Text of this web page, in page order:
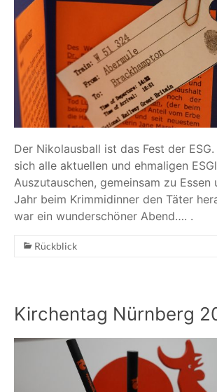
Der Nikolausball ist das Fest der
sich alle aktuellen und ehmaligen
Auszutauschen, gemeinsam zu Essen
Jahr beim Krimmidinner den Täter
war ein wunderschöner Abend…. .
Rückblick
Kirchentag Nürnberg